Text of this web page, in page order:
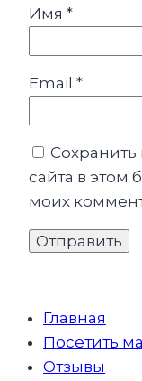
Имя *
Email *
сайта в этом
моих
Главная
Посетить
Отзывы